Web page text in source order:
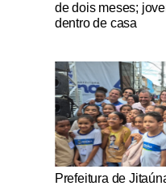
de dois meses;
dentro de casa
Notícias Católicas
Prefeitura de